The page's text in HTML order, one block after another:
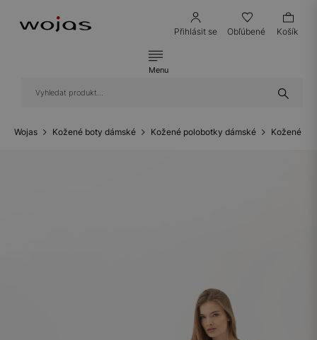
Přihlásit se Obľúbené Košík
Menu
Wojas Kožené boty dámské Kožené polobotky dámské Kožené